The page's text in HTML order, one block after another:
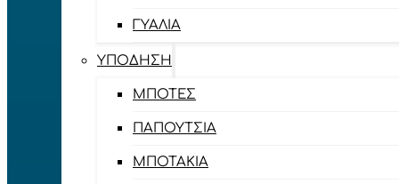
ΓΥΑΛΙΆ
ΥΠΌΔΗΣΗ
ΜΠΌΤΕΣ
ΠΑΠΟΎΤΣΙΑ
ΜΠΟΤΆΚΙΑ